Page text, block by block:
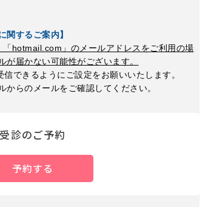
関するご案内】
hotmail.com」のメールアドレスをご利用の場
届かない可能性がございます。
できるようにご設定をお願いいたします。
らのメールをご確認してください。
受診のご予約
予約する